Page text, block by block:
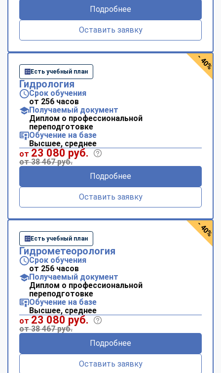
Подробнее
Оставить заявку
Есть учебный план
Гидрология
Срок обучения
от 256 часов
Получаемый документ
Диплом о профессиональной
переподготовке
Обучение на базе
Высшее, среднее
от 23 080 руб.
от 38 467 руб.
Подробнее
Оставить заявку
- 40%
Есть учебный план
Гидрометеорология
Срок обучения
от 256 часов
Получаемый документ
Диплом о профессиональной
переподготовке
Обучение на базе
Высшее, среднее
от 23 080 руб.
от 38 467 руб.
Подробнее
Оставить заявку
- 40%